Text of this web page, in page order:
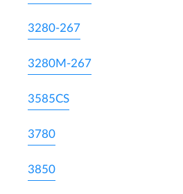
3280-267
3280M-267
3585CS
3780
3850